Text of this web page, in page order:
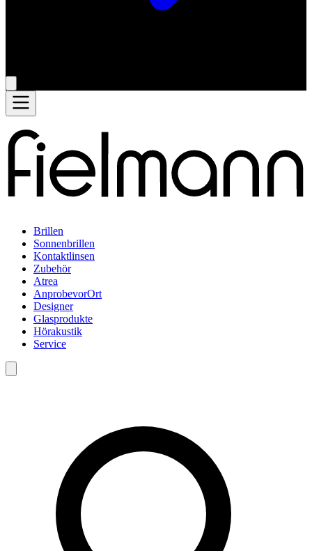
Brillen
Sonnenbrillen
Kontaktlinsen
Zubehör
Atrea
AnprobevorOrt
Designer
Glasprodukte
Hörakustik
Service